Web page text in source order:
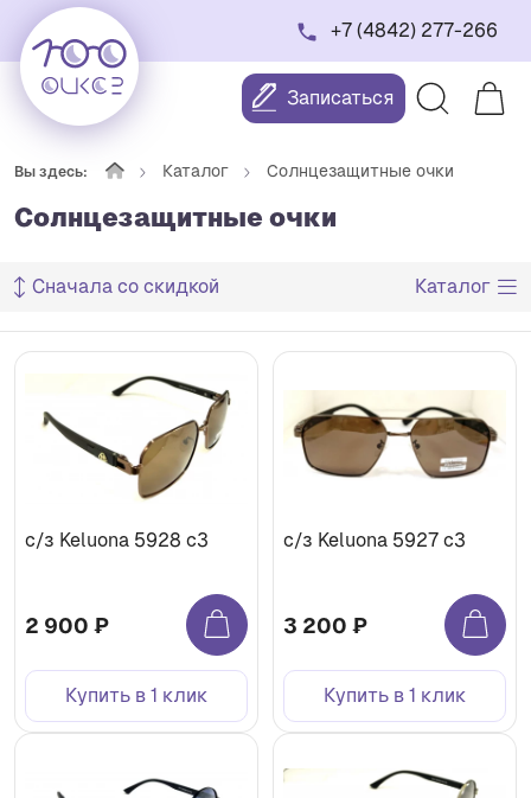
+7 (4842) 277-266
Записаться
Вы здесь: Каталог Солнцезащитные очки
Солнцезащитные очки
Сначала со скидкой Каталог
с/з Keluona 5928 с3
2 900 ₽
Купить в 1 клик
с/з Keluona 5927 с3
3 200 ₽
Купить в 1 клик